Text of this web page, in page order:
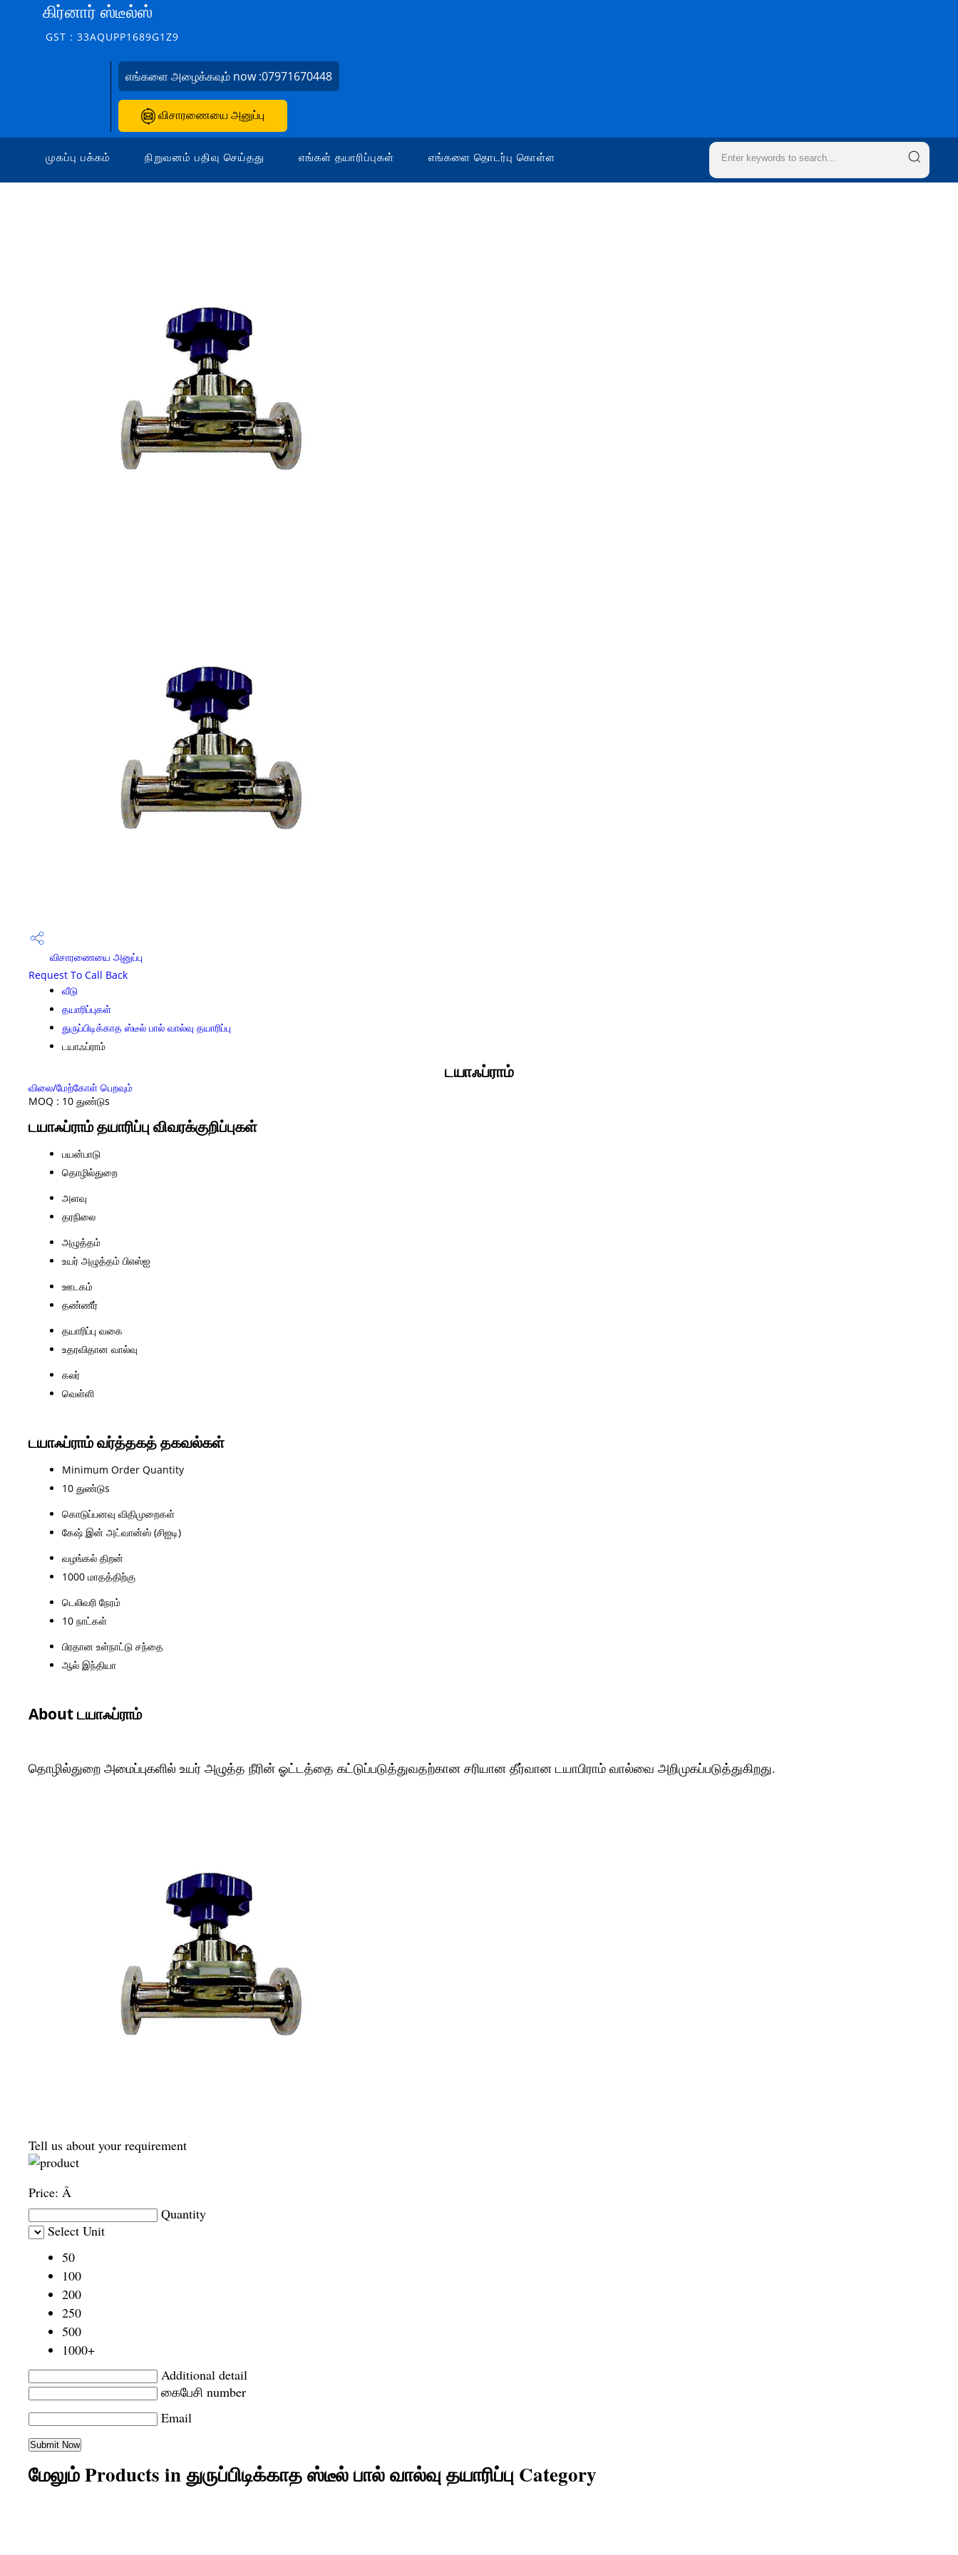
கிர்னார் ஸ்டீல்ஸ்
GST : 33AQUPP1689G1Z9
எங்களை அழைக்கவும் now :07971670448
விசாரணையை அனுப்பு
முகப்பு பக்கம் நிறுவனம் பதிவு செய்தது எங்கள் தயாரிப்புகள் எங்களை தொடர்பு கொள்ள
விசாரணையை அனுப்பு
Request To Call Back
வீடு
தயாரிப்புகள்
துருப்பிடிக்காத ஸ்டீல் பால் வால்வு தயாரிப்பு
டயாஃப்ராம்
டயாஃப்ராம்
விலை/மேற்கோள் பெறவும்
MOQ : 10 துண்டுs
டயாஃப்ராம் தயாரிப்பு விவரக்குறிப்புகள்
பயன்பாடு
தொழில்துறை
அளவு
தரநிலை
அழுத்தம்
உயர் அழுத்தம் பிஎஸ்ஐ
ஊடகம்
தண்ணீர்
தயாரிப்பு வகை
உதரவிதான வால்வு
கலர்
வெள்ளி
டயாஃப்ராம் வர்த்தகத் தகவல்கள்
Minimum Order Quantity
10 துண்டுs
கொடுப்பனவு விதிமுறைகள்
கேஷ் இன் அட்வான்ஸ் (சிஐடி)
வழங்கல் திறன்
1000 மாதத்திற்கு
டெலிவரி நேரம்
10 நாட்கள்
பிரதான உள்நாட்டு சந்தை
ஆல் இந்தியா
About டயாஃப்ராம்
தொழில்துறை அமைப்புகளில் உயர் அழுத்த நீரின் ஓட்டத்தை கட்டுப்படுத்துவதற்கான சரியான தீர்வான டயாபிராம் வால்வை அறிமுகப்படுத்துகிறது.
Tell us about your requirement
Price: Â
Quantity
Select Unit
50
100
200
250
500
1000+
Additional detail
கைபேசி number
Email
மேலும் Products in துருப்பிடிக்காத ஸ்டீல் பால் வால்வு தயாரிப்பு Category